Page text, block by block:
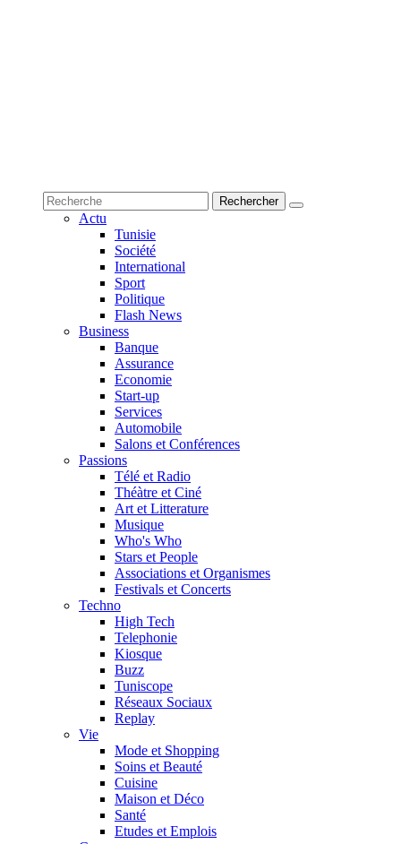
Actu
Tunisie
Société
International
Sport
Politique
Flash News
Business
Banque
Assurance
Economie
Start-up
Services
Automobile
Salons et Conférences
Passions
Télé et Radio
Théàtre et Ciné
Art et Litterature
Musique
Who's Who
Stars et People
Associations et Organismes
Festivals et Concerts
Techno
High Tech
Telephonie
Kiosque
Buzz
Tuniscope
Réseaux Sociaux
Replay
Vie
Mode et Shopping
Soins et Beauté
Cuisine
Maison et Déco
Santé
Etudes et Emplois